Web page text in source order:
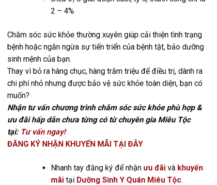
2 – 4%
Chăm sóc sức khỏe thường xuyên giúp cải thiện tình trạng
bệnh hoặc ngăn ngừa sự tiến triển của bệnh tật, bảo dưỡng
sinh mệnh của bạn.
Thay vì bỏ ra hàng chục, hàng trăm triệu để điều trị, dành ra
chi phí nhỏ nhưng được bảo vệ sức khỏe toàn diện, bạn có
muốn?
Nhận tư vấn chương trình chăm sóc sức khỏe phù hợp &
ưu đãi hấp dẫn chưa từng có từ chuyên gia Miêu Tộc
tại: Tư vấn ngay!
ĐĂNG KÝ NHẬN KHUYẾN MÃI TẠI ĐÂY
Nhanh tay đăng ký để nhận ưu đãivà khuyến
mãitại Dưỡng Sinh Y Quán Miêu Tộc.